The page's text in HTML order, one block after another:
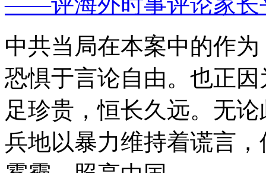
中共当局在本案中的作
恐惧于言论自由。也正
足珍贵，恒长久远。无
兵地以暴力维持着谎言